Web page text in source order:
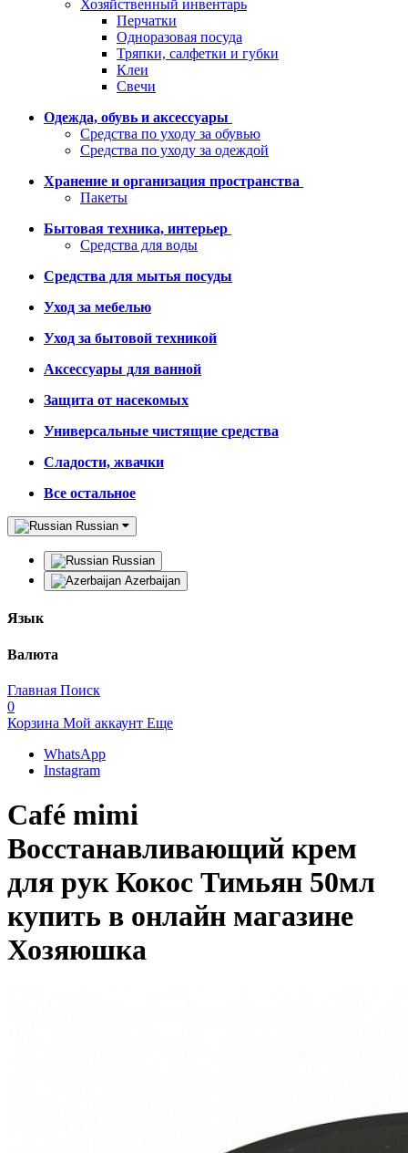
Хозяйственный инвентарь
Перчатки
Одноразовая посуда
Тряпки, салфетки и губки
Клеи
Свечи
Одежда, обувь и аксессуары
Средства по уходу за обувью
Средства по уходу за одеждой
Хранение и организация пространства
Пакеты
Бытовая техника, интерьер
Средства для воды
Средства для мытья посуды
Уход за мебелью
Уход за бытовой техникой
Аксессуары для ванной
Защита от насекомых
Универсальные чистящие средства
Сладости, жвачки
Все остальное
Russian
Russian
Azerbaijan
Язык
Валюта
Главная Поиск
0
Корзина Мой аккаунт Еще
WhatsApp
Instagram
Café mimi
Восстанавливающий крем
для рук Кокос Тимьян 50мл
купить в онлайн магазине
Хозяюшка